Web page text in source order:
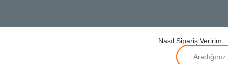
Nasıl Sipariş Veririm